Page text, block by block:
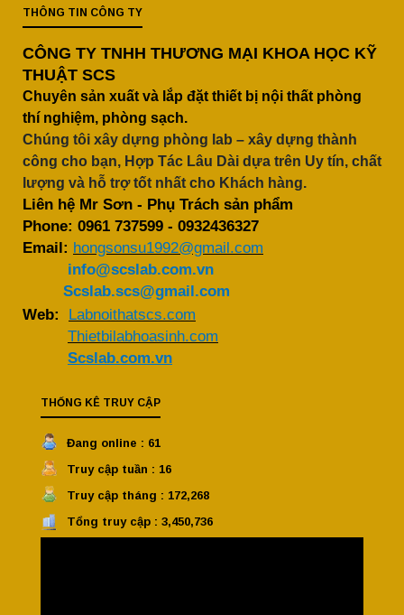
THÔNG TIN CÔNG TY
CÔNG TY TNHH THƯƠNG MẠI KHOA HỌC KỸ
THUẬT SCS
Chuyên sản xuất và lắp đặt thiết bị nội thất phòng
thí nghiệm, phòng sạch.
Chúng tôi xây dựng phòng lab – xây dựng thành
công cho bạn, Hợp Tác Lâu Dài dựa trên Uy tín, chất
lượng và hỗ trợ tốt nhất cho Khách hàng.
Liên hệ Mr Sơn - Phụ Trách sản phẩm
Phone: 0961 737599 - 0932436327
Email: hongsonsu1992@gmail.com
info@scslab.com.vn
Scslab.scs@gmail.com
Web: Labnoithatscs.com
Thietbilabhoasinh.com
Scslab.com.vn
THỐNG KÊ TRUY CẬP
Đang online : 61
Truy cập tuần : 16
Truy cập tháng : 172,268
Tổng truy cập : 3,450,736